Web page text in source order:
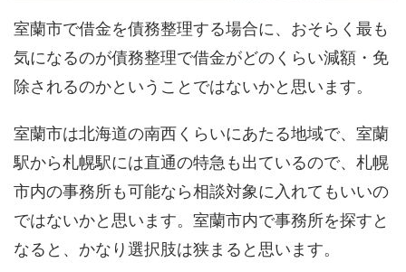
室蘭市で借金を債務整理する場合に、おそらく最も
気になるのが債務整理で借金がどのくらい減額・免
除されるのかということではないかと思います。
室蘭市は北海道の南西くらいにあたる地域で、室蘭
駅から札幌駅には直通の特急も出ているので、札幌
市内の事務所も可能なら相談対象に入れてもいいの
ではないかと思います。室蘭市内で事務所を探すと
なると、かなり選択肢は狭まると思います。